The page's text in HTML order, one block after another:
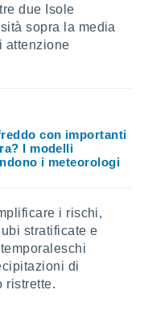
due Isole
sopra la media
attenzione
con importanti
I modelli
i meteorologi
i rischi,
stratificate e
di
ristrette.